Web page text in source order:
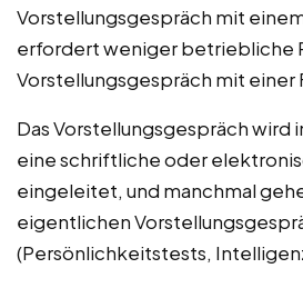
Vorstellungsgespräch mit
erfordert weniger betriebliche
Vorstellungsgespräch mit einer
Das Vorstellungsgespräch wird
eine schriftliche oder
eingeleitet, und manchmal
eigentlichen
(Persönlichkeitstests,